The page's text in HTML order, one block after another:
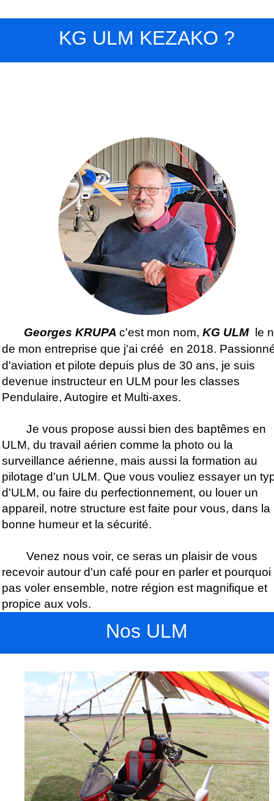
KG ULM KEZAKO ?
Georges KRUPA c'est mon nom, KG ULM
le
de mon entreprise que j'ai créé en 2018.
d'aviation et pilote depuis plus de 30 ans, je suis
devenue instructeur en ULM pour les classes
Pendulaire, Autogire et Multi-axes.
Je vous propose aussi bien des baptêmes en
ULM, du travail aérien comme la photo ou la
surveillance aérienne, mais aussi la formation au
pilotage d'un ULM. Que vous vouliez essayer un
d'ULM, ou faire du perfectionnement, ou louer un
appareil, notre structure est faite pour vous, dans la
bonne humeur et la sécurité.
Venez nous voir, ce seras un plaisir de vous
recevoir autour d'un café pour en parler et pourquoi
pas voler ensemble, notre région est magnifique et
propice aux vols.
Nos ULM